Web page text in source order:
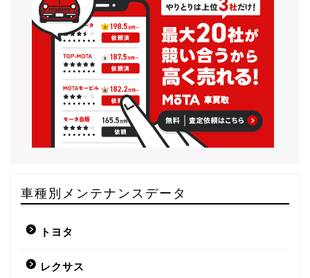
車種別メンテナンスデータ
トヨタ
レクサス